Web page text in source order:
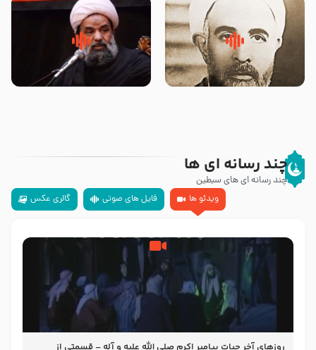
روضه‌ی مجلس یزید ملعون و
اسارت اهل‌بیت علیهم‌السلام –
سلام جوانی که امام حسین علیه
السلام خودش جوابش را دادند
چند رسانه ای ها
چند رسانه ای های سبطین
ویدئو ها
فایل های صوتی گالری عکس
روزهای آخر حیات پیامبر اکرم صلی الله علیه و آله – قسمتی از